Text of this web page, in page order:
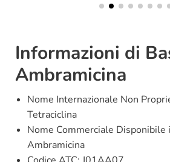
Informazioni di
Ambramicina
Nome Internazionale Non
Tetraciclina
Nome Commerciale Disponibile
Ambramicina